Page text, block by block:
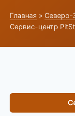
Главная » Северо-
Сервис-центр